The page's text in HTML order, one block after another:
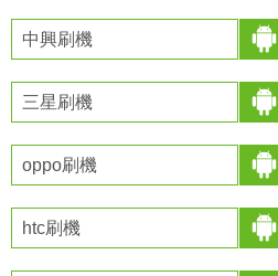
中興刷機
三星刷機
oppo刷機
htc刷機